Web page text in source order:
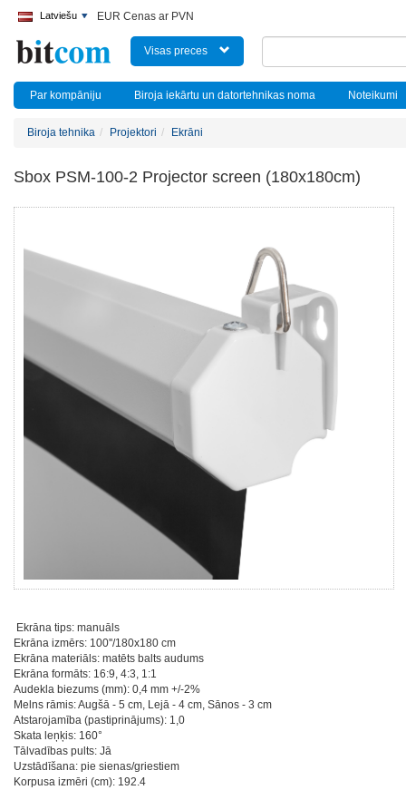
Latviešu EUR Cenas ar PVN
Visas preces
Par kompāniju Biroja iekārtu un datortehnikas noma Noteikumi
Biroja tehnika Projektori Ekrāni
Sbox PSM-100-2 Projector screen (180x180cm)
Ekrāna tips: manuāls
Ekrāna izmērs: 100''/180x180 cm
Ekrāna materiāls: matēts balts audums
Ekrāna formāts: 16:9, 4:3, 1:1
Audekla biezums (mm): 0,4 mm +/-2%
Melns rāmis: Augšā - 5 cm, Lejā - 4 cm, Sānos - 3 cm
Atstarojamība (pastiprinājums): 1,0
Skata leņķis: 160°
Tālvadības pults: Jā
Uzstādīšana: pie sienas/griestiem
Korpusa izmēri (cm): 192.4